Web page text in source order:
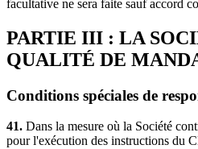
facultative ne sera faite sauf accord
PARTIE III : LA
QUALITÉ DE
Conditions spéciales de
41. Dans la mesure où la Société
pour l'exécution des instructions du